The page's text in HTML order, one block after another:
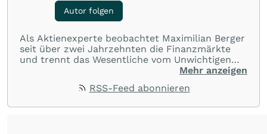
Autor folgen
Als Aktienexperte beobachtet Maximilian Berger
seit über zwei Jahrzehnten die Finanzmärkte
und trennt das Wesentliche vom Unwichtigen
und liefert wöchentlich klare, unabhängige
und Renditen liefern.
Mehr anzeigen
RSS-Feed abonnieren